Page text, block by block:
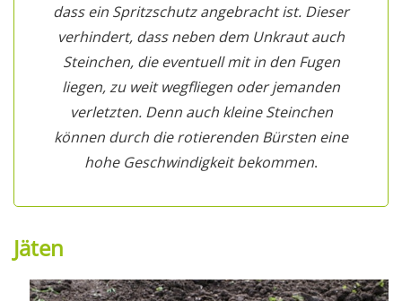
dass ein Spritzschutz angebracht ist. Dieser
verhindert, dass neben dem Unkraut auch
Steinchen, die eventuell mit in den Fugen
liegen, zu weit wegfliegen oder jemanden
verletzten. Denn auch kleine Steinchen
können durch die rotierenden Bürsten eine
hohe Geschwindigkeit bekommen.
Jäten